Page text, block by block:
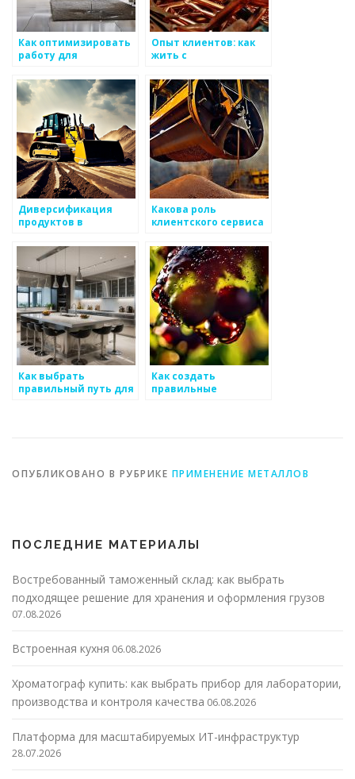
Как оптимизировать
работу для
с целью сохранения
лояльности
Опыт клиентов: как
жить с
Диверсификация
продуктов в
средство
комментации на
рынке
металоизделий
Какова роль
клиентского сервиса
продвижении
металоизделий
Как выбрать
правильный путь для
Как создать
правильные
ОПУБЛИКОВАНО В РУБРИКЕ ПРИМЕНЕНИЕ МЕТАЛЛОВ
ПОСЛЕДНИЕ МАТЕРИАЛЫ
Востребованный таможенный склад: как выбрать
подходящее решение для хранения и оформления грузов
07.08.2026
Встроенная кухня 06.08.2026
Хроматограф купить: как выбрать прибор для лаборатории,
производства и контроля качества 06.08.2026
Платформа для масштабируемых ИТ-инфраструктур
28.07.2026